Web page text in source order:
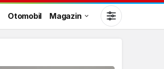
Otomobil Magazin